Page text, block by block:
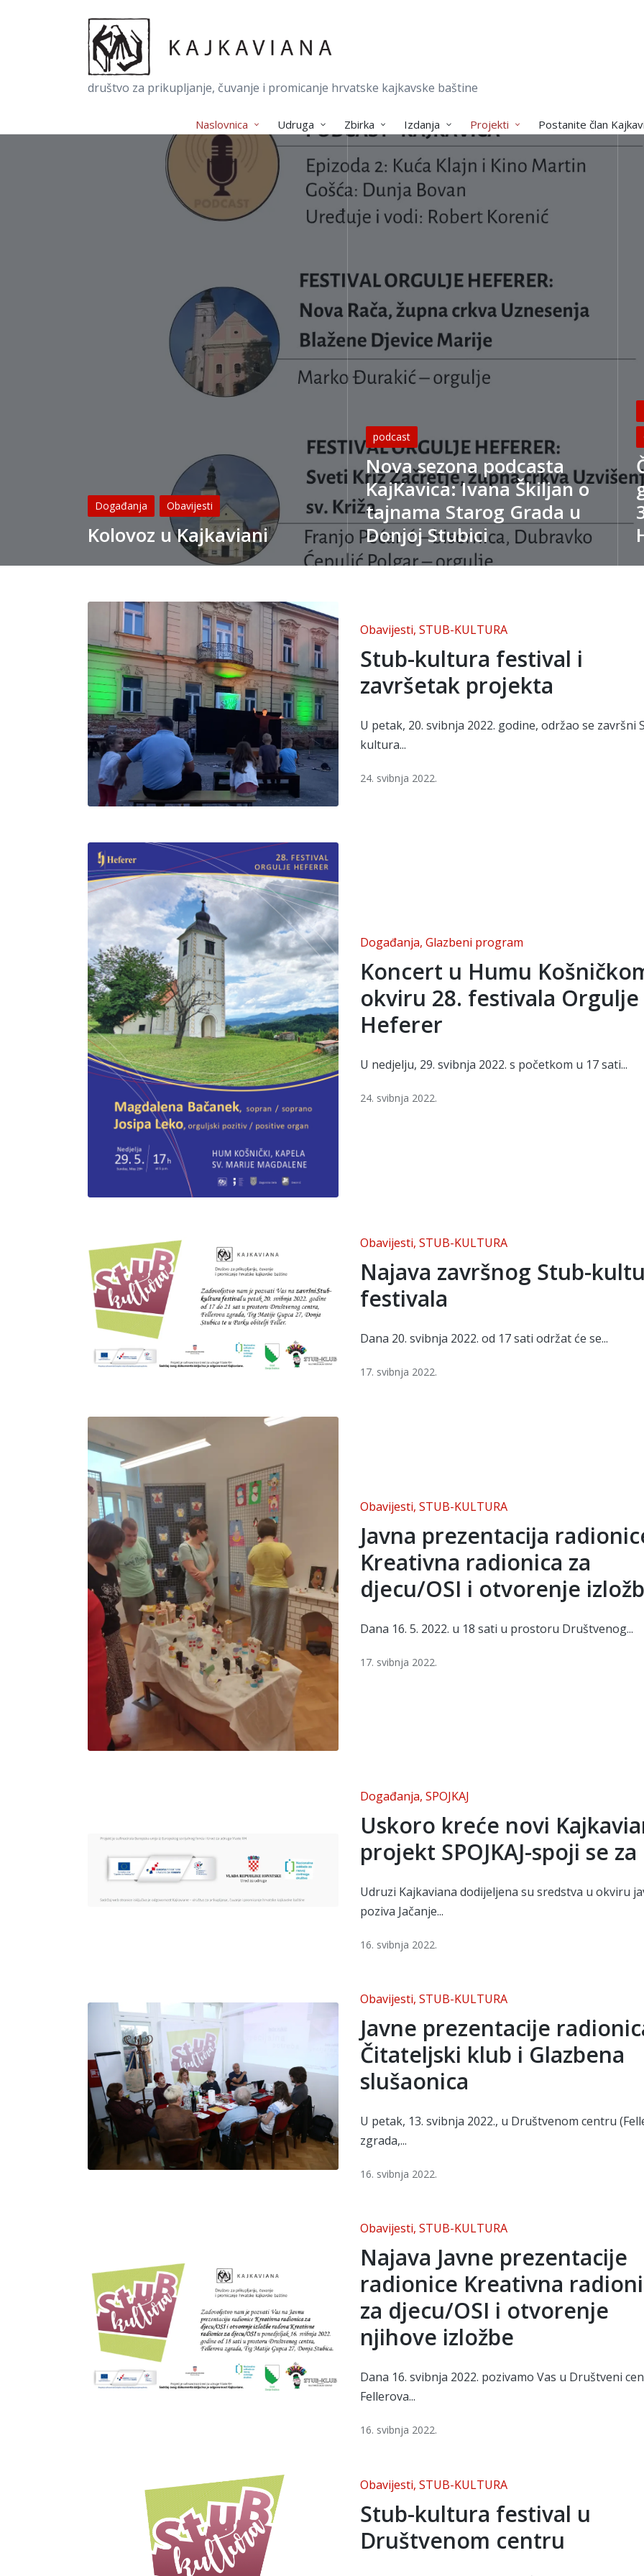
društvo za prikupljanje, čuvanje i promicanje hrvatske kajkavske baštine
Naslovnica Udruga Zbirka Izdanja Projekti Postanite član
Posted
in
Događanja Obavijesti
Kolovoz u Kajkaviani
Posted
in
podcast
Nova sezona podcasta
KajKavica: Ivana Škiljan o
tajnama Starog Grada u
Donjoj Stubici
in
Posted
in
Obavijesti STUB-KULTURA
Stub-kultura festival i
završetak projekta
U petak, 20. svibnja 2022. godine, održao se završni
kultura...
24. svibnja 2022.
Posted
in
Događanja Glazbeni program
Koncert u Humu
okviru 28. festivala Orgulje
Heferer
U nedjelju, 29. svibnja 2022. s početkom u 17 sati...
24. svibnja 2022.
Posted
in
Obavijesti STUB-KULTURA
Najava završnog Stub-
festivala
Dana 20. svibnja 2022. od 17 sati održat će se...
17. svibnja 2022.
Posted
in
Obavijesti STUB-KULTURA
Javna prezentacija
Kreativna radionica za
djecu/OSI i otvorenje
Dana 16. 5. 2022. u 18 sati u prostoru Društvenog...
17. svibnja 2022.
Posted
in
Događanja SPOJKAJ
Uskoro kreće novi
projekt SPOJKAJ-spoji se za
Udruzi Kajkaviana dodijeljena su sredstva u okviru
poziva Jačanje...
16. svibnja 2022.
Posted
in
Obavijesti STUB-KULTURA
Javne prezentacije
Čitateljski klub i Glazbena
slušaonica
U petak, 13. svibnja 2022., u Društvenom centru
zgrada,...
16. svibnja 2022.
Posted
in
Obavijesti STUB-KULTURA
Najava Javne prezentacije
radionice Kreativna
za djecu/OSI i otvorenje
njihove izložbe
Dana 16. svibnja 2022. pozivamo Vas u Društveni
Fellerova...
16. svibnja 2022.
Posted
in
Obavijesti STUB-KULTURA
Stub-kultura festival u
Društvenom centru